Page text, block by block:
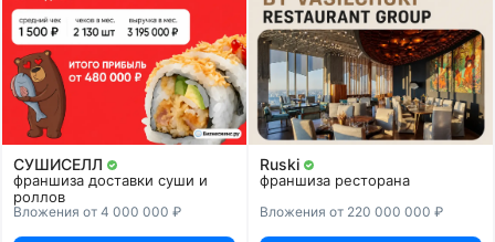
СУШИСЕЛЛ
франшиза доставки суши и
роллов
Вложения от 4 000 000 ₽
Ruski
франшиза ресторана
Вложения от 220 000 000 ₽